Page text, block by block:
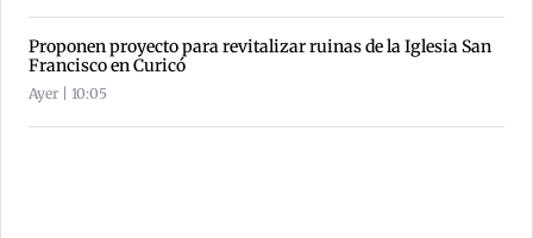
Proponen proyecto para revitalizar ruinas de la Iglesia San
Francisco en Curicó
Ayer | 10:05